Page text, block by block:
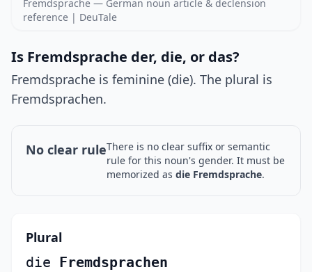
Fremdsprache — German noun article & declension
reference | DeuTale
Is Fremdsprache der, die, or das?
Fremdsprache is feminine (die). The plural is
Fremdsprachen.
No clear ruleThere is no clear suffix or semantic
rule for this noun's gender. It must be
memorized as die Fremdsprache.
Plural
die Fremdsprachen